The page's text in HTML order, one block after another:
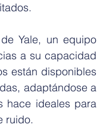
Yale, un equipo
a su capacidad
están disponibles
adaptándose a
hace ideales para
ruido.